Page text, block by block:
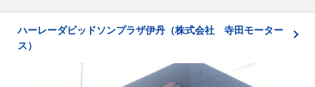
ハーレーダビッドソンプラザ伊丹（株式会社 寺田モーター
ス）